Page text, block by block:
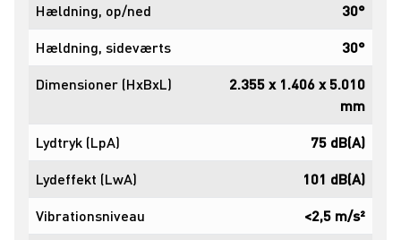
Hældning, op/ned
30°
Hældning, sideværts
30°
Dimensioner (HxBxL)
2.355 x 1.406 x 5.010
mm
Lydtryk (LpA)
75 dB(A)
Lydeffekt (LwA)
101 dB(A)
Vibrationsniveau
<2,5 m/s²